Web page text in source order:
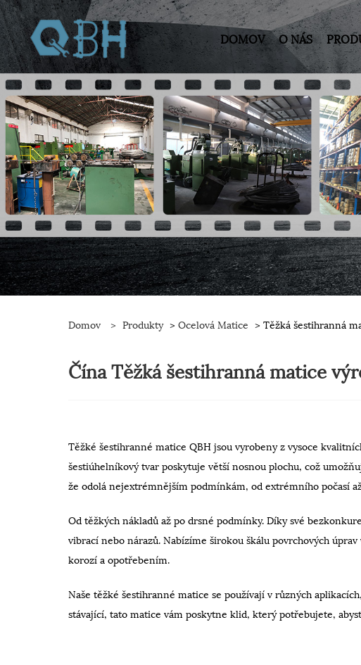
DOMOV O NÁS
Domov > Produkty > Ocelová Matice > Těžká šestihranná
Čína Těžká šestihranná matice
Těžké šestihranné matice QBH jsou vyrobeny z vysoce
šestiúhelníkový tvar poskytuje větší nosnou plochu, což
že odolá nejextrémnějším podmínkám, od extrémního počasí
Od těžkých nákladů až po drsné podmínky. Díky své
vibrací nebo nárazů. Nabízíme širokou škálu povrchových
korozí a opotřebením.
Naše těžké šestihranné matice se používají v různých
stávající, tato matice vám poskytne klid, který potřebujete,